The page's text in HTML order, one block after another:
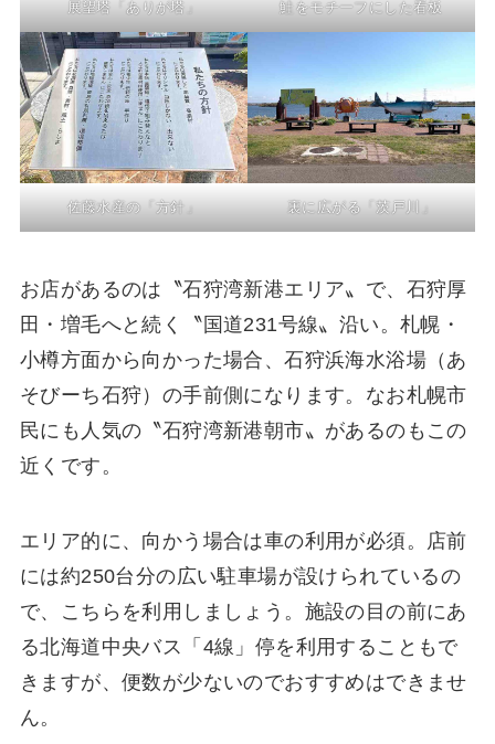
展望塔「ありが塔」 鮭をモチーフにした看板
佐藤水産の「方針」 裏に広がる「茨戸川」
お店があるのは〝石狩湾新港エリア〟で、石狩厚
田・増毛へと続く〝国道231号線〟沿い。札幌・
小樽方面から向かった場合、石狩浜海水浴場（あ
そびーち石狩）の手前側になります。なお札幌市
民にも人気の〝石狩湾新港朝市〟があるのもこの
近くです。
エリア的に、向かう場合は車の利用が必須。店前
には約250台分の広い駐車場が設けられているの
で、こちらを利用しましょう。施設の目の前にあ
る北海道中央バス「4線」停を利用することもで
きますが、便数が少ないのでおすすめはできませ
ん。